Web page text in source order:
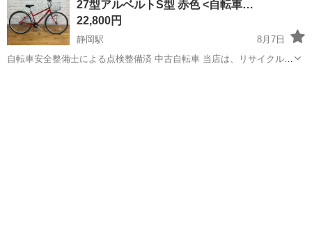
ティー掲載スタッフは１...27型アルベルトS型 赤色 <自転車…
22,800円
静岡駅
8月7日
自転車安全整備士による点検整備済 中古自転車 当店は、リサイクルシ